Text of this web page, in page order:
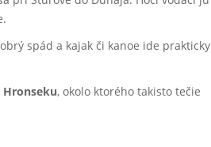
spád a kajak či kanoe ide prakticky
, okolo ktorého takisto tečie